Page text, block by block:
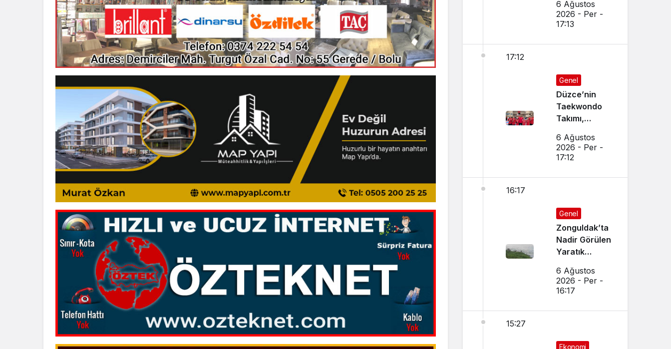
İçin Etkinlik
Düzenlendi
6 Ağustos
2026 - Per -
17:13
17:12
Genel
Düzce’nin
Taekwondo
Takımı,
Başarı
Sağladı
6 Ağustos
2026 - Per -
17:12
16:17
Genel
Zonguldak’ta
Nadir Görülen
Yaratık
6 Ağustos
2026 - Per -
16:17
15:27
Ekonomi